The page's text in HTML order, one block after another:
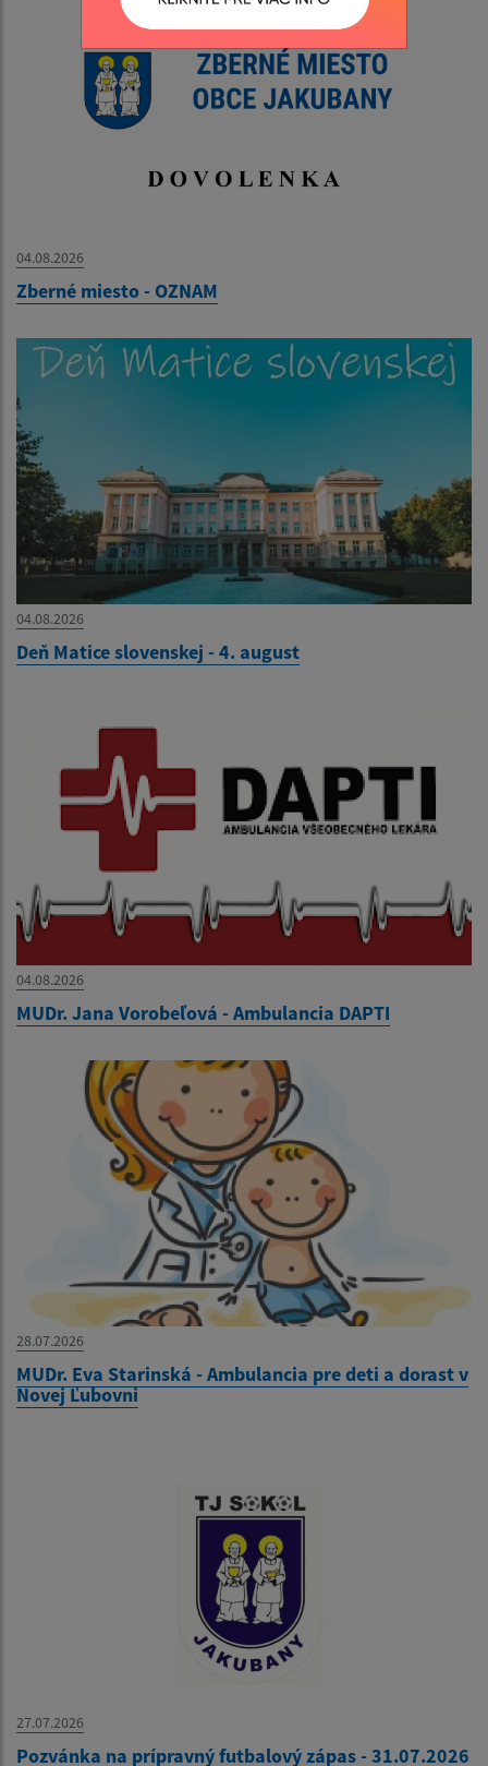
04.08.2026
Zberné miesto - OZNAM
04.08.2026
Deň Matice slovenskej - 4. august
04.08.2026
MUDr. Jana Vorobeľová - Ambulancia DAPTI
28.07.2026
MUDr. Eva Starinská - Ambulancia pre deti a dorast v
Novej Ľubovni
27.07.2026
Pozvánka na prípravný futbalový zápas - 31.07.2026